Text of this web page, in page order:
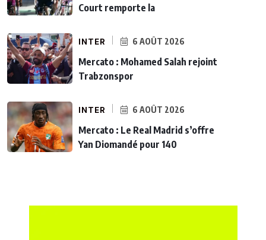
Court remporte la
INTER 6 AOÛT 2026
Mercato : Mohamed Salah rejoint
Trabzonspor
INTER 6 AOÛT 2026
Mercato : Le Real Madrid s’offre
Yan Diomandé pour 140